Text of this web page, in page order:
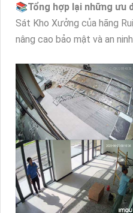
📚Tổng hợp lại những ưu
Sát Kho Xưởng của hãng
nâng cao bảo mật và an